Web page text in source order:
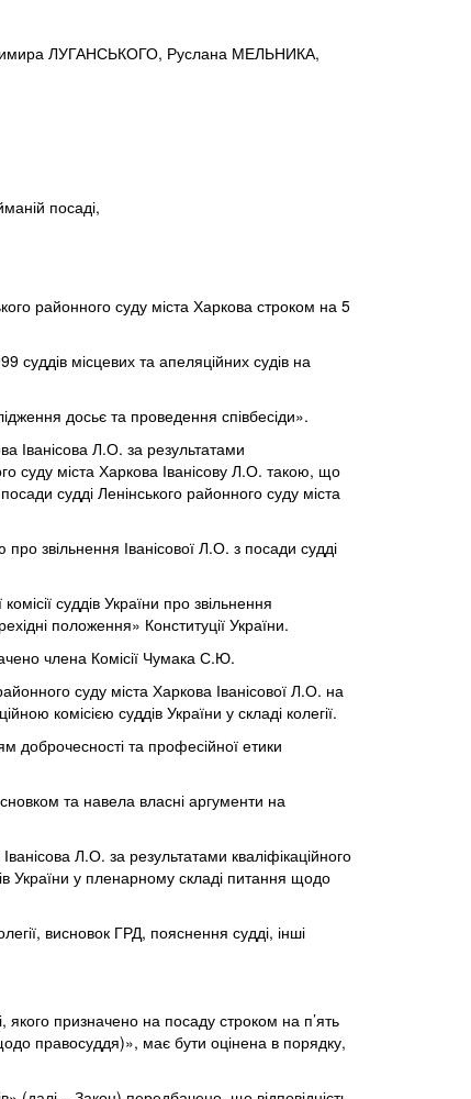
ЛУГАНСЬКОГО, Руслана МЕЛЬНИКА,
посаді,
районного суду міста Харкова строком на 5
суддів місцевих та апеляційних судів на
досьє та проведення співбесіди».
Іванісова Л.О. за результатами
суду міста Харкова Іванісову Л.О. такою, що
судді Ленінського районного суду міста
звільнення Іванісової Л.О. з посади судді
суддів України про звільнення
положення» Конституції України.
члена Комісії Чумака С.Ю.
суду міста Харкова Іванісової Л.О. на
комісією суддів України у складі колегії.
доброчесності та професійної етики
та навела власні аргументи на
Л.О. за результатами кваліфікаційного
України у пленарному складі питання щодо
висновок ГРД, пояснення судді, інші
якого призначено на посаду строком на п’ять
правосуддя)», має бути оцінена в порядку,